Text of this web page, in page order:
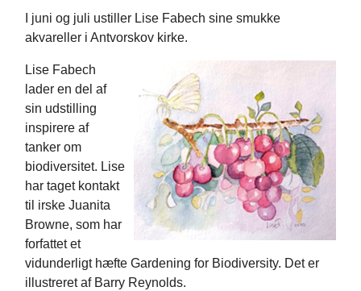
I juni og juli ustiller Lise Fabech sine smukke
akvareller i Antvorskov kirke.
Lise Fabech
lader en del af
sin udstilling
inspirere af
tanker om
biodiversitet. Lise
har taget kontakt
til irske Juanita
Browne, som har
forfattet et
vidunderligt hæfte Gardening for Biodiversity. Det er
illustreret af Barry Reynolds.